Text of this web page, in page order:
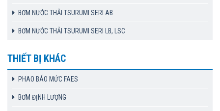
BƠM NƯỚC THẢI TSURUMI SERI AB
BƠM NƯỚC THẢI TSURUMI SERI LB, LSC
THIẾT BỊ KHÁC
PHAO BÁO MỨC FAES
BƠM ĐỊNH LƯỢNG